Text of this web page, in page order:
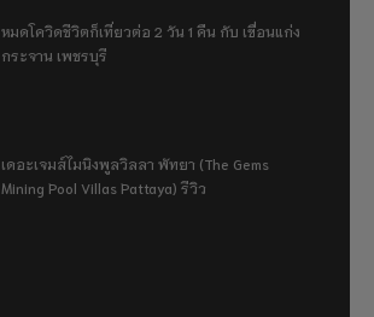
หมดโควิดชีวิตก็เที่ยวต่อ 2 วัน 1 คืน กับ เขื่อนแก่ง
กระจาน เพชรบุรี
เดอะเจมส์ไมนิงพูลวิลลา พัทยา (The Gems
Mining Pool Villas Pattaya) รีวิว